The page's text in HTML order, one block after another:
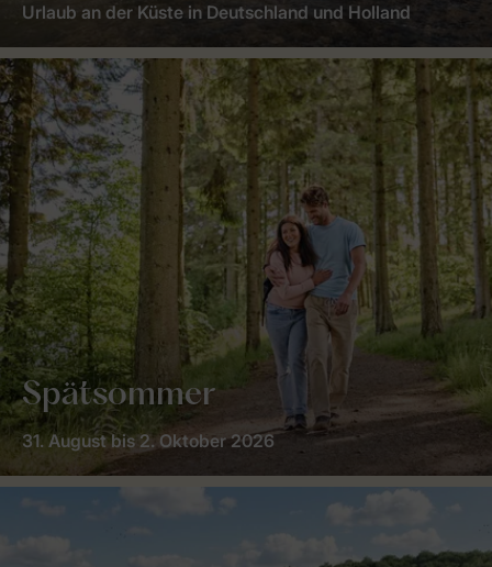
Urlaub an der Küste in Deutschland und Holland
Spätsommer
31. August bis 2. Oktober 2026